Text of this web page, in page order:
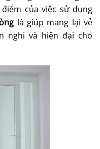
CHO
VĂN
PHÒNG
VIỆC
của việc sử dụng
là giúp mang lại vẻ
nghi và hiện đại cho